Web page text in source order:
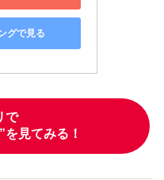
グで見る
で
見てみる！